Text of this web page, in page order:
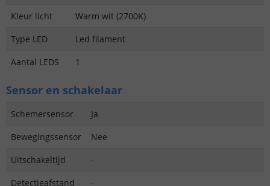
Kleur licht
Warm wit (2700K)
Type LED
Led filament
Aantal LEDS
1
Sensor en schakelaar
Schemersensor
Ja
Bewegingssensor
Nee
Uitschakeltijd
-
Detectieafstand
-